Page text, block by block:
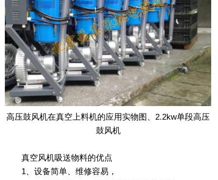
高压鼓风机在真空上料机的应用实物图、2.2kw单段高压
鼓风机
真空风机吸送物料的优点
1、设备简单、维修容易，